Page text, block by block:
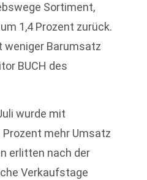
Sortiment,
1,4 Prozent zurück.
weniger Barumsatz
BUCH des
wurde mit
Prozent mehr Umsatz
erlitten nach der
Verkaufstage